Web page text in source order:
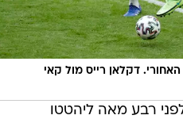
דקלאן רייס מול קאי
רבע מאה ליהטטו